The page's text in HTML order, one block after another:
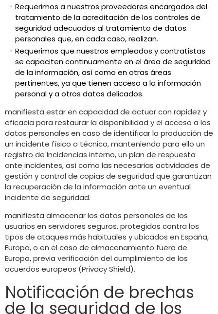
Requerimos a nuestros proveedores encargados del
tratamiento de la acreditación de los controles de
seguridad adecuados al tratamiento de datos
personales que, en cada caso, realizan.
Requerimos que nuestros empleados y contratistas
se capaciten continuamente en el área de seguridad
de la información, así como en otras áreas
pertinentes, ya que tienen acceso a la información
personal y a otros datos delicados.
manifiesta estar en capacidad de actuar con rapidez y
eficacia para restaurar la disponibilidad y el acceso a los
datos personales en caso de identificar la producción de
un incidente físico o técnico, manteniendo para ello un
registro de Incidencias interno, un plan de respuesta
ante incidentes, así como las necesarias actividades de
gestión y control de copias de seguridad que garantizan
la recuperación de la información ante un eventual
incidente de seguridad.
manifiesta almacenar los datos personales de los
usuarios en servidores seguros, protegidos contra los
tipos de ataques más habituales y ubicados en España,
Europa, o en el caso de almacenamiento fuera de
Europa, previa verificación del cumplimiento de los
acuerdos europeos (Privacy Shield).
Notificación de brechas
de la seguridad de los